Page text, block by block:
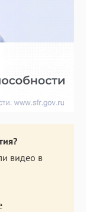
видео в